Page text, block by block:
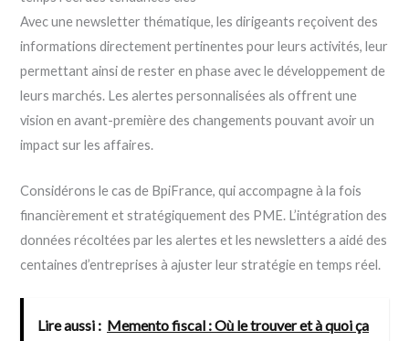
Avec une newsletter thématique, les dirigeants reçoivent des
informations directement pertinentes pour leurs activités, leur
permettant ainsi de rester en phase avec le développement de
leurs marchés. Les alertes personnalisées als offrent une
vision en avant-première des changements pouvant avoir un
impact sur les affaires.
Considérons le cas de BpiFrance, qui accompagne à la fois
financièrement et stratégiquement des PME. L’intégration des
données récoltées par les alertes et les newsletters a aidé des
centaines d’entreprises à ajuster leur stratégie en temps réel.
Lire aussi : Memento fiscal : Où le trouver et à quoi ça